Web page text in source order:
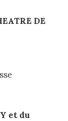
DE
et du